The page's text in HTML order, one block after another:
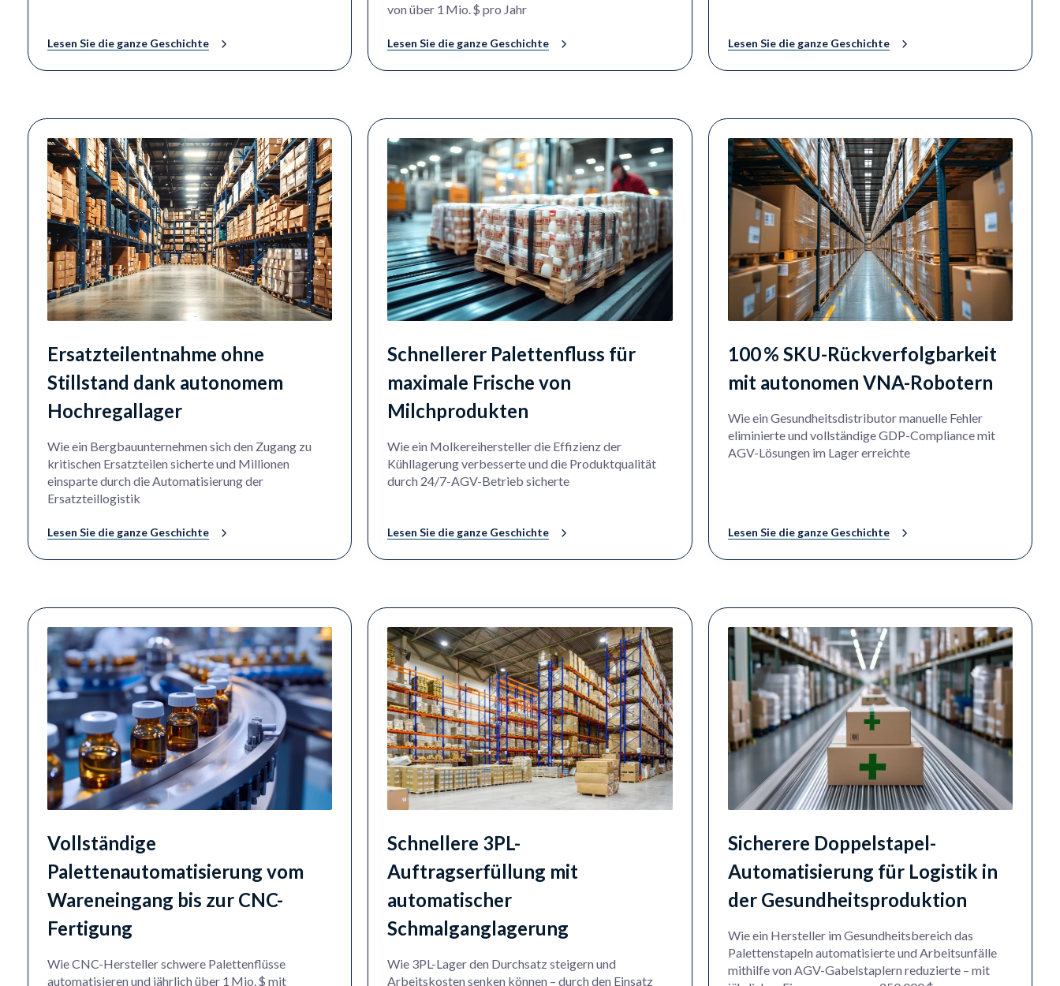
Lesen Sie die ganze Geschichte
von über 1 Mio. $ pro Jahr
Lesen Sie die ganze Geschichte Lesen Sie die ganze Geschichte
Ersatzteilentnahme ohne
Stillstand dank autonomem
Hochregallager
Wie ein Bergbauunternehmen sich den Zugang zu
kritischen Ersatzteilen sicherte und Millionen
einsparte durch die Automatisierung der
Ersatzteillogistik
Lesen Sie die ganze Geschichte
Schnellerer Palettenfluss für
maximale Frische von
Milchprodukten
Wie ein Molkereihersteller die Effizienz der
Kühllagerung verbesserte und die Produktqualität
durch 24/7-AGV-Betrieb sicherte
Lesen Sie die ganze Geschichte
100 % SKU-Rückverfolgbarkeit
mit autonomen VNA-Robotern
Wie ein Gesundheitsdistributor manuelle Fehler
eliminierte und vollständige GDP-Compliance mit
AGV-Lösungen im Lager erreichte
Lesen Sie die ganze Geschichte
Vollständige
Palettenautomatisierung vom
Wareneingang bis zur CNC-
Fertigung
Wie CNC-Hersteller schwere Palettenflüsse
automatisieren und jährlich über 1 Mio. $ mit
Schnellere 3PL-
Auftragserfüllung mit
automatischer
Schmalganglagerung
Wie 3PL-Lager den Durchsatz steigern und
Arbeitskosten senken können – durch den Einsatz
Sicherere Doppelstapel-
Automatisierung für Logistik in
der Gesundheitsproduktion
Wie ein Hersteller im Gesundheitsbereich das
Palettenstapeln automatisierte und Arbeitsunfälle
mithilfe von AGV-Gabelstaplern reduzierte – mit